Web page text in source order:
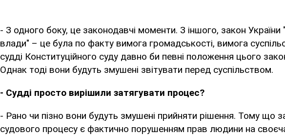
- З одного боку, це законодавчі моменти. З іншого, закон
влади" – це була по факту вимога громадськості, вимога
судді Конституційного суду давно би певні положення цього
Однак тоді вони будуть змушені звітувати перед суспільством.
- Судді просто вирішили затягувати процес?
- Рано чи пізно вони будуть змушені прийняти рішення. Тому що
судового процесу є фактично порушенням прав людини на